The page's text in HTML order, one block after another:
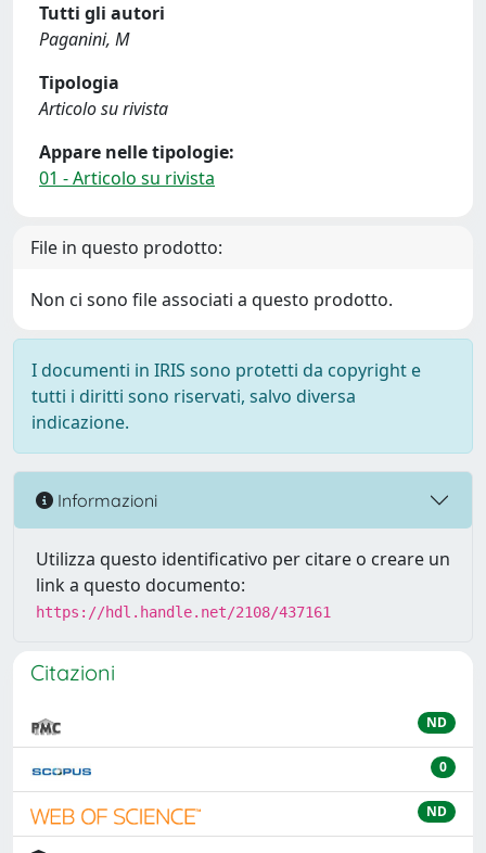
Tutti gli autori
Paganini, M
Tipologia
Articolo su rivista
Appare nelle tipologie:
01 - Articolo su rivista
File in questo prodotto:
Non ci sono file associati a questo prodotto.
I documenti in IRIS sono protetti da copyright e
tutti i diritti sono riservati, salvo diversa
indicazione.
Informazioni
Utilizza questo identificativo per citare o creare un
link a questo documento:
https://hdl.handle.net/2108/437161
Citazioni
ND
0
ND